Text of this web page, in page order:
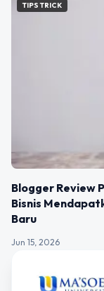
TIPS TRICK
Blogger Review
Bisnis
Baru
Jun 15, 2026